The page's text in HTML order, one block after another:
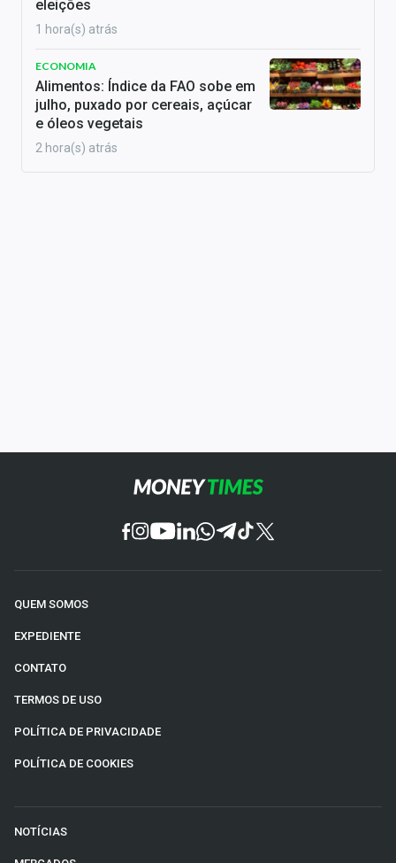
eleições
1 hora(s) atrás
ECONOMIA
Alimentos: Índice da FAO sobe em
julho, puxado por cereais, açúcar
e óleos vegetais
2 hora(s) atrás
QUEM SOMOS
EXPEDIENTE
CONTATO
TERMOS DE USO
POLÍTICA DE PRIVACIDADE
POLÍTICA DE COOKIES
NOTÍCIAS